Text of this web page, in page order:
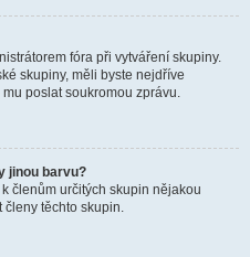
fóra při vytváření skupiny.
skupiny, měli byste nejdříve
poslat soukromou zprávu.
jinou barvu?
členům určitých skupin nějakou
členy těchto skupin.